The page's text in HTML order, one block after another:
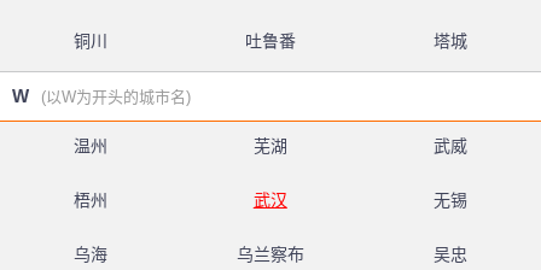
铜川 吐鲁番 塔城
W (以W为开头的城市名)
温州 芜湖 武威
梧州 武汉 无锡
乌海 乌兰察布 吴忠